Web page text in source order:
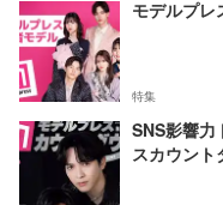
モデルプレ
特集
SNS影響力
スカウント